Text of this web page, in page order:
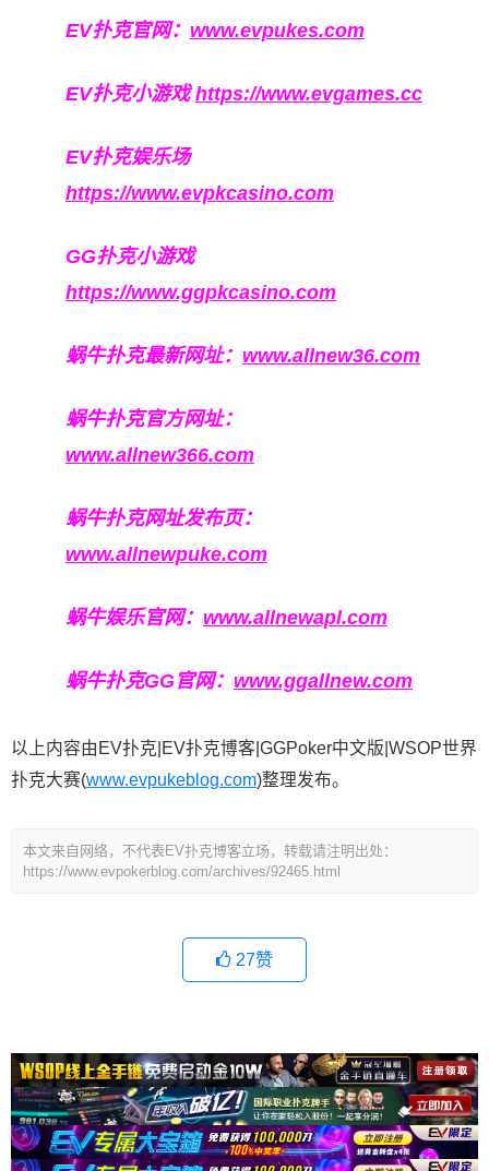
EV扑克官网： www.evpukes.com
EV扑克小游戏https://www.evgames.cc
EV扑克娱乐场
https://www.evpkcasino.com
GG扑克小游戏
https://www.ggpkcasino.com
蜗牛扑克最新网址： www.allnew36.com
蜗牛扑克官方网址：
www.allnew366.com
蜗牛扑克网址发布页：
www.allnewpuke.com
蜗牛娱乐官网： www.allnewapl.com
蜗牛扑克GG官网： www.ggallnew.com
以上内容由EV扑克|EV扑克博客|GGPoker中文版|WSOP世界
扑克大赛(www.evpukeblog.com)整理发布。
本文来自网络，不代表EV扑克博客立场，转载请注明出处：
https://www.evpokerblog.com/archives/92465.html
27赞